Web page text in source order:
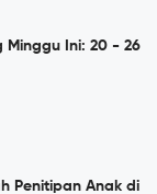
Minggu Ini: 20 - 26
Penitipan Anak di